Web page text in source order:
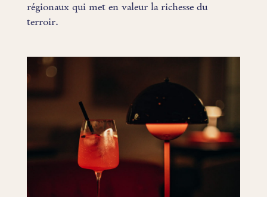
régionaux qui met en valeur la richesse du
terroir.